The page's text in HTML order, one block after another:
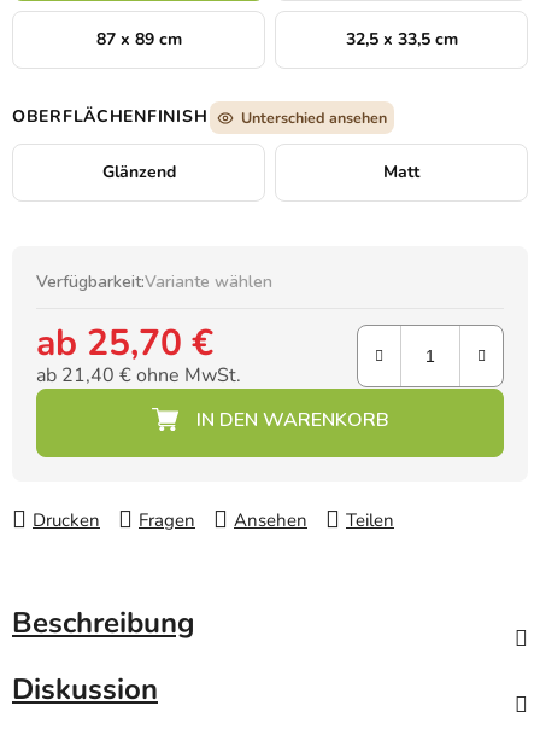
87 x 89 cm 32,5 x 33,5 cm
OBERFLÄCHENFINISH Unterschied ansehen
Glänzend Matt
Verfügbarkeit:Variante wählen
ab 25,70 €
ab 21,40 €ohne MwSt.
Drucken Fragen Ansehen Teilen
Beschreibung
Diskussion